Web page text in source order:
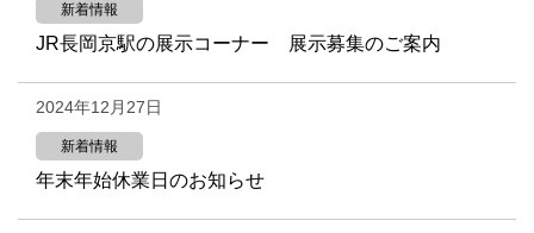
新着情報
JR長岡京駅の展示コーナー 展示募集のご案内
2024年12月27日
新着情報
年末年始休業日のお知らせ